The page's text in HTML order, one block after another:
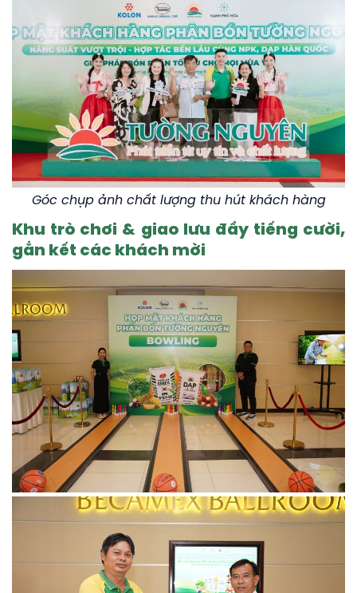
Góc chụp ảnh chất lượng thu hút khách hàng
Khu trò chơi & giao lưu đầy tiếng cười,
gắn kết các khách mời